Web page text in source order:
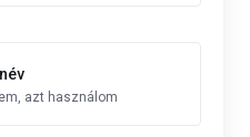
azt használom